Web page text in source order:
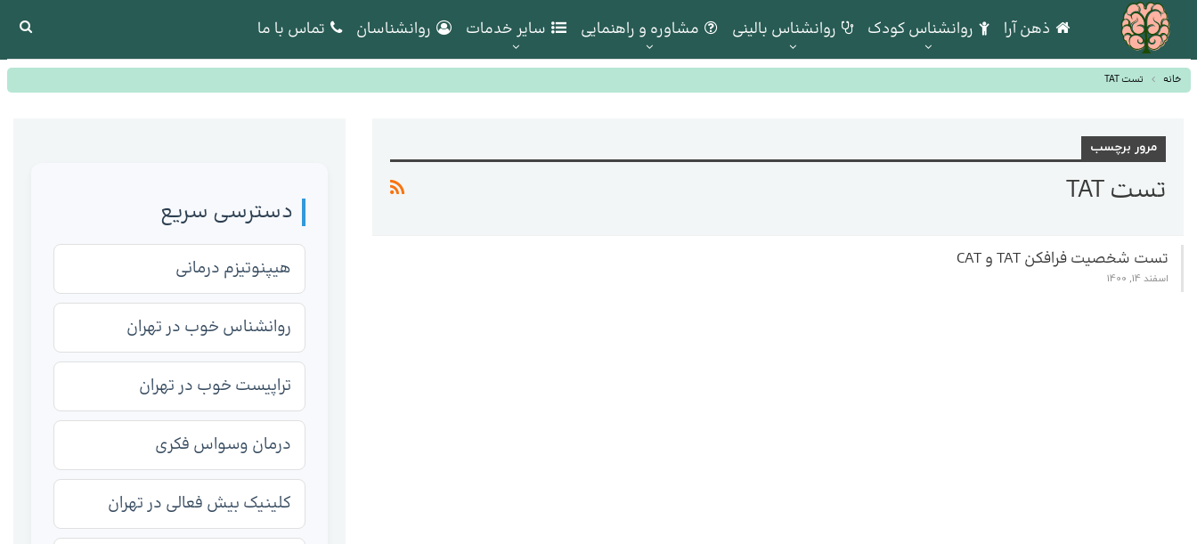
ذهن آرا روانشناس کودک روانشناس بالینی مشاوره و راهنمایی سایر خدمات روانشناسان تماس با ما
خانه تست TAT
مرور برچسب
تست TAT
تست شخصیت فرافکن TAT و CAT
اسفند 14, 1400
دسترسی سریع
هیپنوتیزم درمانی
روانشناس خوب در تهران
تراپیست خوب در تهران
درمان وسواس فکری
کلینیک بیش فعالی در تهران